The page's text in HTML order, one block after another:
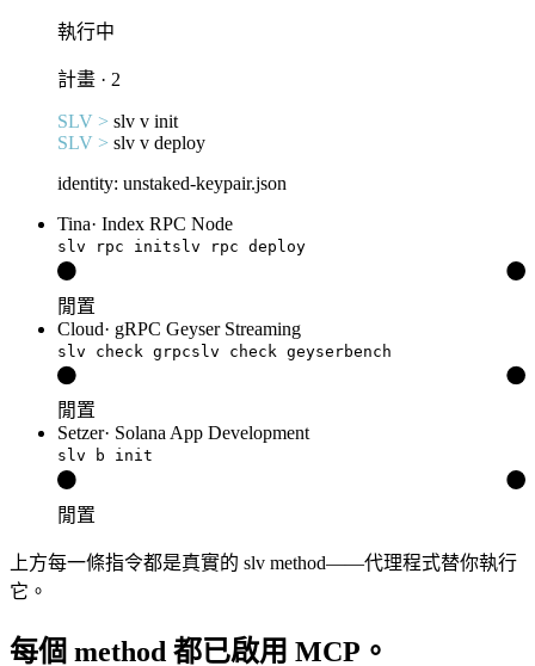
執行中
計畫 · 2
SLV > slv v init
SLV > slv v deploy
identity: unstaked-keypair.json
Tina· Index RPC Node
slv rpc initslv rpc deploy
閒置
Cloud· gRPC Geyser Streaming
slv check grpcslv check geyserbench
閒置
Setzer· Solana App Development
slv b init
閒置
上方每一條指令都是真實的 slv method——代理程式替你執行
它。
每個 method 都已啟用 MCP。